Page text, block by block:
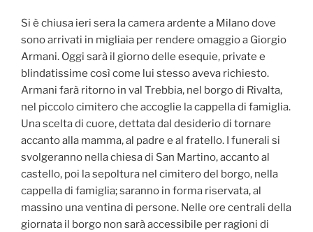
Si è chiusa ieri sera la camera ardente a Milano dove
sono arrivati in migliaia per rendere omaggio a Giorgio
Armani. Oggi sarà il giorno delle esequie, private e
blindatissime così come lui stesso aveva richiesto.
Armani farà ritorno in val Trebbia, nel borgo di Rivalta,
nel piccolo cimitero che accoglie la cappella di famiglia.
Una scelta di cuore, dettata dal desiderio di tornare
accanto alla mamma, al padre e al fratello. I funerali si
svolgeranno nella chiesa di San Martino, accanto al
castello, poi la sepoltura nel cimitero del borgo, nella
cappella di famiglia; saranno in forma riservata, al
massino una ventina di persone. Nelle ore centrali della
giornata il borgo non sarà accessibile per ragioni di